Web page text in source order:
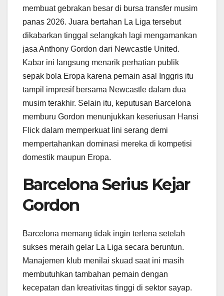
membuat gebrakan besar di bursa transfer musim
panas 2026. Juara bertahan La Liga tersebut
dikabarkan tinggal selangkah lagi mengamankan
jasa Anthony Gordon dari Newcastle United.
Kabar ini langsung menarik perhatian publik
sepak bola Eropa karena pemain asal Inggris itu
tampil impresif bersama Newcastle dalam dua
musim terakhir. Selain itu, keputusan Barcelona
memburu Gordon menunjukkan keseriusan Hansi
Flick dalam memperkuat lini serang demi
mempertahankan dominasi mereka di kompetisi
domestik maupun Eropa.
Barcelona Serius Kejar
Gordon
Barcelona memang tidak ingin terlena setelah
sukses meraih gelar La Liga secara beruntun.
Manajemen klub menilai skuad saat ini masih
membutuhkan tambahan pemain dengan
kecepatan dan kreativitas tinggi di sektor sayap.